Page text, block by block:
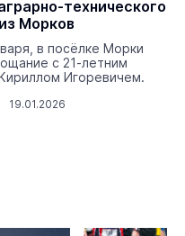
технического
Морков
в посёлке Морки
с 21-летним
Игоревичем.
19.01.2026